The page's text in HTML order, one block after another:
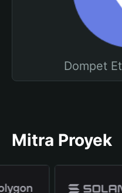
Dompet
Mitra Proyek